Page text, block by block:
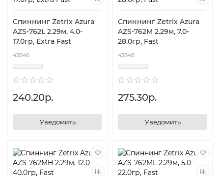
Спиннинг Zetrix Azura
AZS-762L 2.29м, 4.0-
17.0гр, Extra Fast
43846
240.20р.
Уведомить
Спиннинг Zetrix Azura
AZS-762M 2.29м, 7.0-
28.0гр, Fast
43848
275.30р.
Уведомить